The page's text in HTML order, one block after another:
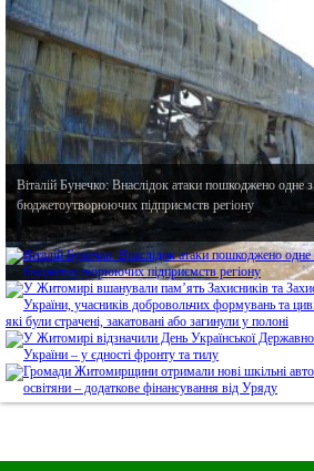
Віталій Бунечко: Внаслідок атаки пошкоджено одне з
бюджетоутворюючих підприємств регіону